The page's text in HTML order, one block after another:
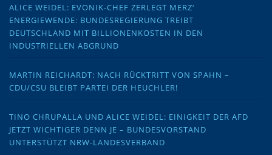
ALICE WEIDEL: EVONIK-CHEF ZERLEGT MERZ‘
ENERGIEWENDE: BUNDESREGIERUNG TREIBT
DEUTSCHLAND MIT BILLIONENKOSTEN IN DEN
INDUSTRIELLEN ABGRUND
MARTIN REICHARDT: NACH RÜCKTRITT VON SPAHN –
CDU/CSU BLEIBT PARTEI DER HEUCHLER!
TINO CHRUPALLA UND ALICE WEIDEL: EINIGKEIT DER AFD
JETZT WICHTIGER DENN JE – BUNDESVORSTAND
UNTERSTÜTZT NRW-LANDESVERBAND